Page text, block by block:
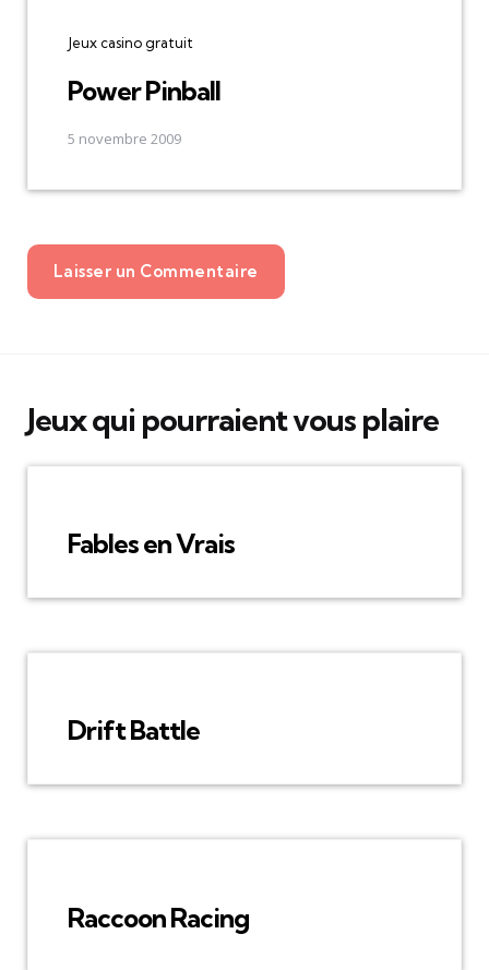
Jeux casino gratuit
Power Pinball
5 novembre 2009
Laisser un Commentaire
Jeux qui pourraient vous plaire
Fables en Vrais
Drift Battle
Raccoon Racing